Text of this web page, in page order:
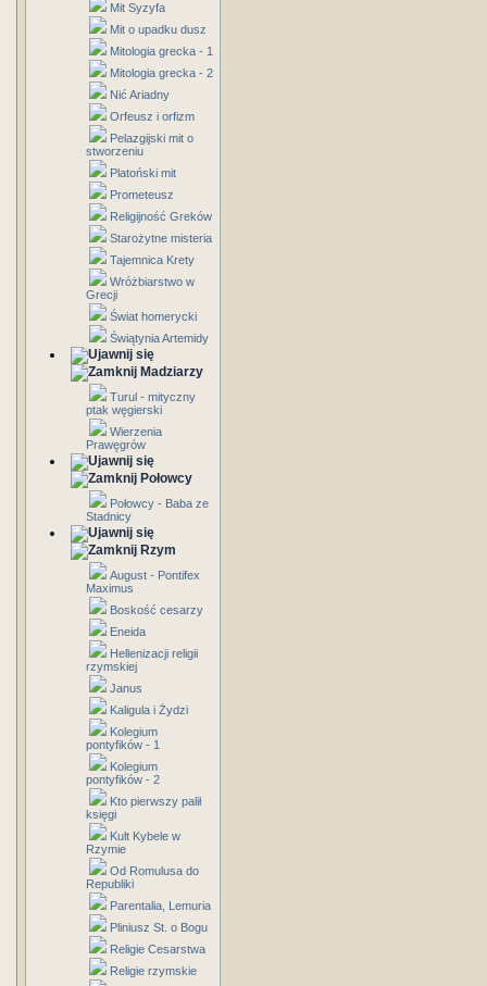
Mit Syzyfa
Mit o upadku dusz
Mitologia grecka - 1
Mitologia grecka - 2
Nić Ariadny
Orfeusz i orfizm
Pelazgijski mit o
stworzeniu
Platoński mit
Prometeusz
Religijność Greków
Starożytne misteria
Tajemnica Krety
Wróżbiarstwo w
Grecji
Świat homerycki
Świątynia Artemidy
Madziarzy
Turul - mityczny
ptak węgierski
Wierzenia
Prawęgrów
Połowcy
Połowcy - Baba ze
Stadnicy
Rzym
August - Pontifex
Maximus
Boskość cesarzy
Eneida
Hellenizacji religii
rzymskiej
Janus
Kaligula i Żydzi
Kolegium
pontyfików - 1
Kolegium
pontyfików - 2
Kto pierwszy palił
księgi
Kult Kybele w
Rzymie
Od Romulusa do
Republiki
Parentalia, Lemuria
Pliniusz St. o Bogu
Religie Cesarstwa
Religie rzymskie